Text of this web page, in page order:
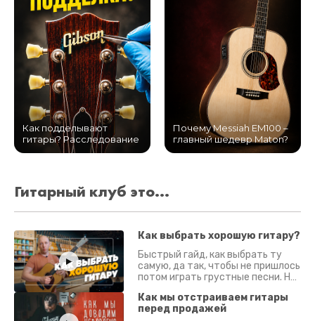
Как подделывают
гитары? Расследование
Почему Messiah EM100 –
главный шедевр Maton?
Гитарный клуб это...
Как выбрать хорошую гитару?
Быстрый гайд, как выбрать ту
самую, да так, чтобы не пришлось
потом играть грустные песни. На
Как мы отстраиваем гитары
перед продажей